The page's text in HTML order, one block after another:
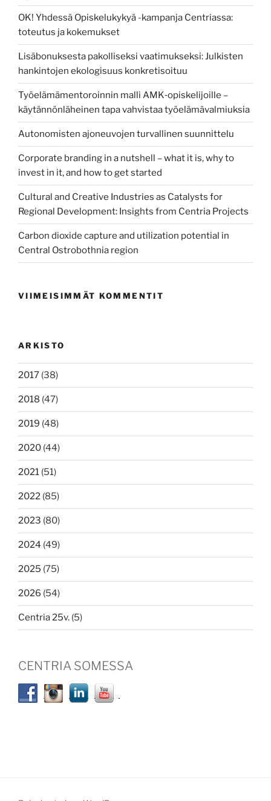
OK! Yhdessä Opiskelukykyä -kampanja Centriassa:
toteutus ja kokemukset
Lisäbonuksesta pakolliseksi vaatimukseksi: Julkisten
hankintojen ekologisuus konkretisoituu
Työelämämentoroinnin malli AMK‑opiskelijoille –
käytännönläheinen tapa vahvistaa työelämävalmiuksia
Autonomisten ajoneuvojen turvallinen suunnittelu
Corporate branding in a nutshell – what it is, why to
invest in it, and how to get started
Cultural and Creative Industries as Catalysts for
Regional Development: Insights from Centria Projects
Carbon dioxide capture and utilization potential in
Central Ostrobothnia region
VIIMEISIMMÄT KOMMENTIT
ARKISTO
2017 (38)
2018 (47)
2019 (48)
2020 (44)
2021 (51)
2022 (85)
2023 (80)
2024 (49)
2025 (75)
2026 (54)
Centria 25v. (5)
CENTRIA SOMESSA